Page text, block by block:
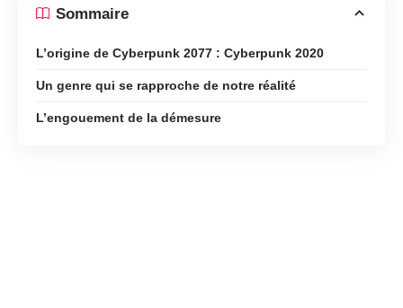
Sommaire
L’origine de Cyberpunk 2077 : Cyberpunk 2020
Un genre qui se rapproche de notre réalité
L’engouement de la démesure